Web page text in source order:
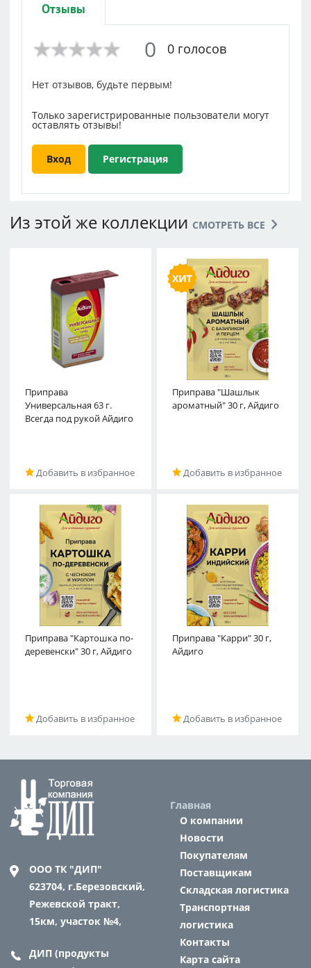
Отзывы
0 0 голосов
Нет отзывов, будьте первым!
Только зарегистрированные пользователи могут
оставлять отзывы!
Вход Регистрация
Из этой же коллекции СМОТРЕТЬ ВСЕ
Приправа
Универсальная 63 г.
Всегда под рукой Айдиго
Добавить в избранное
Приправа "Шашлык
ароматный" 30 г, Айдиго
Добавить в избранное
Приправа "Картошка по-
деревенски" 30 г, Айдиго
Добавить в избранное
Приправа "Карри" 30 г,
Айдиго
Добавить в избранное
ООО ТК "ДИП"
623704, г.Березовский,
Режевской тракт,
15км, участок №4,
ДИП (продукты
Главная
О компании
Новости
Покупателям
Поставщикам
Складская логистика
Транспортная
логистика
Контакты
Карта сайта